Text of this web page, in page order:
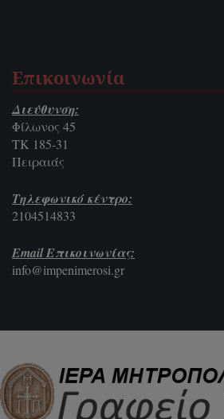
Επικοινωνία
Διεύθυνση:
Φίλωνος 45
ΤΚ 185-31
Πειραιάς
Τηλεφωνικό κέντρο:
2104514833
Email Επικοινωνίας:
info@impenimerosi.gr